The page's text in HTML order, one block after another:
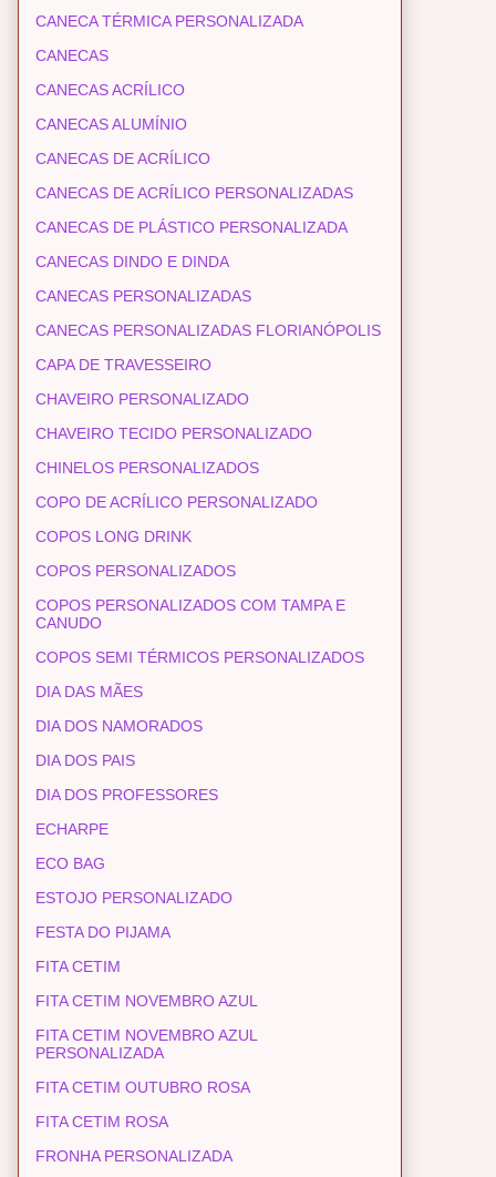
CANECA TÉRMICA PERSONALIZADA
CANECAS
CANECAS ACRÍLICO
CANECAS ALUMÍNIO
CANECAS DE ACRÍLICO
CANECAS DE ACRÍLICO PERSONALIZADAS
CANECAS DE PLÁSTICO PERSONALIZADA
CANECAS DINDO E DINDA
CANECAS PERSONALIZADAS
CANECAS PERSONALIZADAS FLORIANÓPOLIS
CAPA DE TRAVESSEIRO
CHAVEIRO PERSONALIZADO
CHAVEIRO TECIDO PERSONALIZADO
CHINELOS PERSONALIZADOS
COPO DE ACRÍLICO PERSONALIZADO
COPOS LONG DRINK
COPOS PERSONALIZADOS
COPOS PERSONALIZADOS COM TAMPA E
CANUDO
COPOS SEMI TÉRMICOS PERSONALIZADOS
DIA DAS MÃES
DIA DOS NAMORADOS
DIA DOS PAIS
DIA DOS PROFESSORES
ECHARPE
ECO BAG
ESTOJO PERSONALIZADO
FESTA DO PIJAMA
FITA CETIM
FITA CETIM NOVEMBRO AZUL
FITA CETIM NOVEMBRO AZUL
PERSONALIZADA
FITA CETIM OUTUBRO ROSA
FITA CETIM ROSA
FRONHA PERSONALIZADA